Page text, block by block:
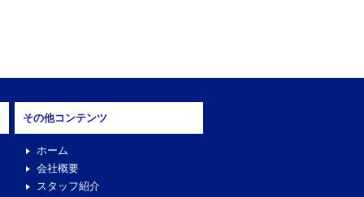
その他コンテンツ
ホーム
会社概要
スタッフ紹介